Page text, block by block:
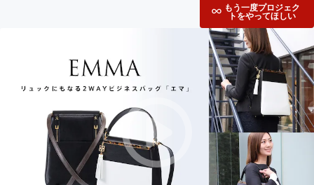
もう一度プロジェク
トをやってほしい